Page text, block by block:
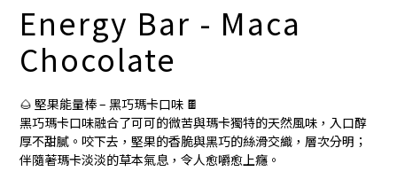
【8月8日】🎉 果果會員日 💪全店任選滿 $2488 立減 $488
Energy Bar - Maca
Chocolate
🌰 堅果能量棒 – 黑巧瑪卡口味 🍫
黑巧瑪卡口味融合了可可的微苦與瑪卡獨特的天然風味，入口醇
厚不甜膩。咬下去，堅果的香脆與黑巧的絲滑交織，層次分明；
伴隨著瑪卡淡淡的草本氣息，令人愈嚼愈上癮。